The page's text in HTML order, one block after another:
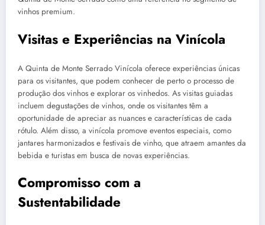
vinhos premium.
Visitas e Experiências na Vinícola
A Quinta de Monte Serrado Vinícola oferece experiências únicas
para os visitantes, que podem conhecer de perto o processo de
produção dos vinhos e explorar os vinhedos. As visitas guiadas
incluem degustações de vinhos, onde os visitantes têm a
oportunidade de apreciar as nuances e características de cada
rótulo. Além disso, a vinícola promove eventos especiais, como
jantares harmonizados e festivais de vinho, que atraem amantes da
bebida e turistas em busca de novas experiências.
Compromisso com a
Sustentabilidade